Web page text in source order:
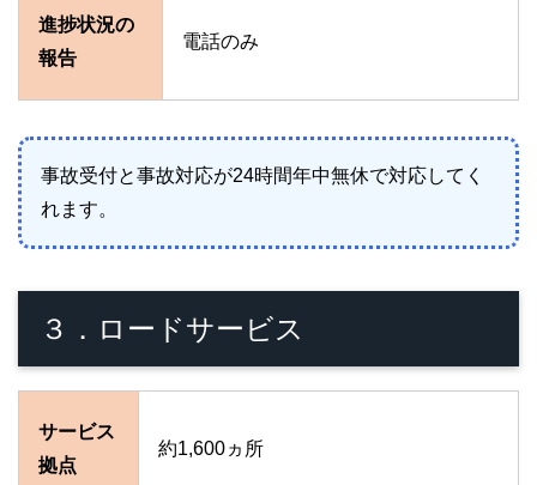
進捗状況の
報告
電話のみ
事故受付と事故対応が24時間年中無休で対応してく
れます。
３．ロードサービス
サービス
拠点
約1,600ヵ所